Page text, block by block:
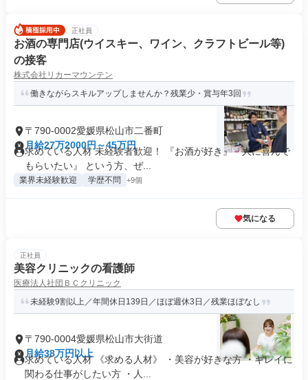
正社員
お酒の専門店(ウイスキー、ワイン、クラフトビール等)
の接客
株式会社リカーマウンテン
働きながらスキルアップしませんか？残業少・賞与年3回
〒790-0002愛媛県松山市二番町
月給27万2000円～45万円
求めている人材 未経験者歓迎！ 『お酒が好き』『人に喜んで
もらいたい』 という方、ぜ...
業界未経験歓迎 学歴不問 +9個
気になる
正社員
美容クリニックの看護師
医療法人社団ＢＣクリニック
未経験9割以上／年間休日139日／ほぼ週休3日／残業ほぼなし
〒790-0004愛媛県松山市大街道
月給38万円以上
求めている人材 《求める人材》 ・美容が好きな方 ・キレイに
関わる仕事がしたい方 ・人...